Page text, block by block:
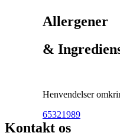
Allergener
&
Henvendelser
65321989
Kontakt os